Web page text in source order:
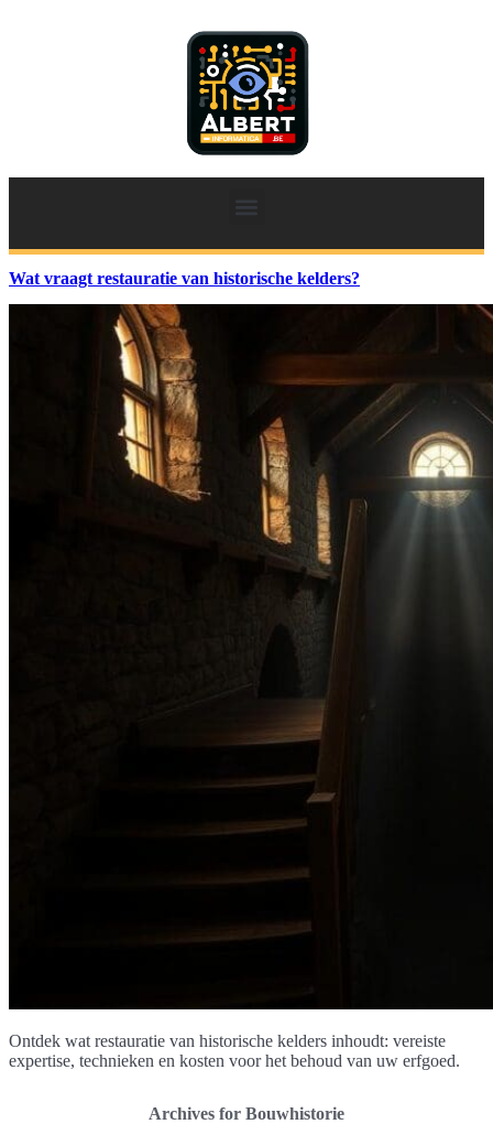
Wat vraagt restauratie van historische kelders?
Ontdek wat restauratie van historische kelders inhoudt: vereiste
expertise, technieken en kosten voor het behoud van uw erfgoed.
Archives for Bouwhistorie